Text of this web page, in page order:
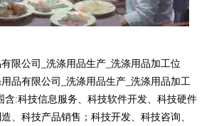
限公司_洗涤用品生产_洗涤用品加工位
品有限公司_洗涤用品生产_洗涤用品加工
含:科技信息服务、科技软件开发、科技硬件
、科技产品销售；科技开发、科技咨询、